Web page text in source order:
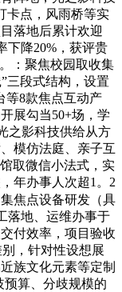
卡点，风雨桥等实
落地后累计欢迎
下降20%，获评贵
：聚焦校园取收集
三段式结构，设置
等8款焦点互动产
展勾当50+场，学
之影科技供给从方
模仿法庭、亲子互
取微信小法式，实
年办事人次超1。2
集焦点设备研发（具
落地、运维办事于
付效率，项目验收
，针对性设想展
族文化元素等定制
预算、分歧规模的